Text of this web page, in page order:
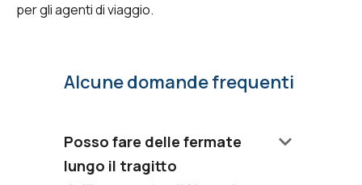
per gli agenti di viaggio.
Alcune domande frequenti
Posso fare delle fermate
lungo il tragitto
keyboard_arrow_down